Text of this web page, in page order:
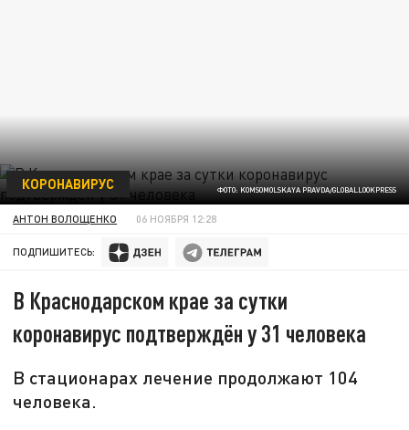
ФОТО: KOMSOMOLSKAYA PRAVDA/GLOBALLOOKPRESS
КОРОНАВИРУС
АНТОН ВОЛОЩЕНКО 06 НОЯБРЯ 12:28
ПОДПИШИТЕСЬ:
В Краснодарском крае за сутки
коронавирус подтверждён у 31 человека
В стационарах лечение продолжают 104
человека.